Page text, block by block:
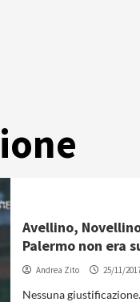
Avellino,
Palermo non era
Andrea Zito 25/11/
Nessuna